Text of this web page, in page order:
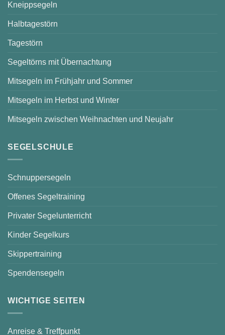
Kneippsegeln
Halbtagestörn
Tagestörn
Segeltörns mit Übernachtung
Mitsegeln im Frühjahr und Sommer
Mitsegeln im Herbst und Winter
Mitsegeln zwischen Weihnachten und Neujahr
SEGELSCHULE
Schnuppersegeln
Offenes Segeltraining
Privater Segelunterricht
Kinder Segelkurs
Skippertraining
Spendensegeln
WICHTIGE SEITEN
Anreise & Treffpunkt